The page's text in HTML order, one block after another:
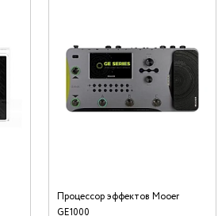
Процессор эффектов Mooer
GE1000